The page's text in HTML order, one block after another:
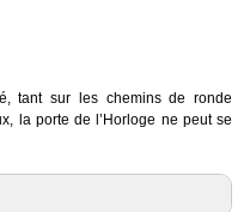
tant sur les chemins de ronde
la porte de l’Horloge ne peut se